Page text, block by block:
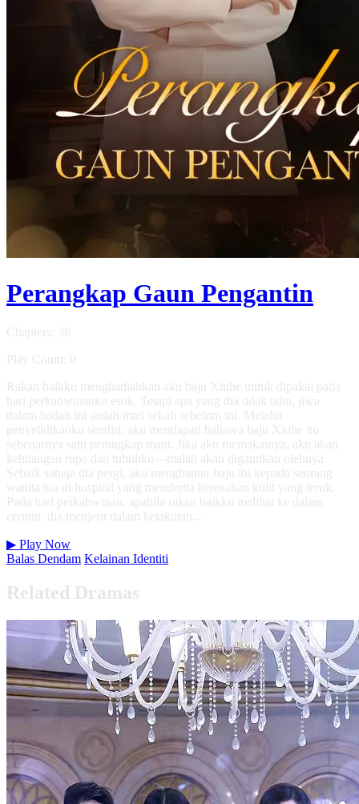
Perangkap Gaun Pengantin
Chapters: 36
Play Count: 0
Rakan baikku menghadiahkan aku baju Xiuhe untuk dipakai pada
hari perkahwinanku esok. Tetapi apa yang dia tidak tahu, jiwa
dalam badan ini sudah mati sekali sebelum ini. Melalui
penyelidikanku sendiri, aku mendapati bahawa baju Xiuhe itu
sebenarnya satu perangkap maut. Jika aku memakainya, aku akan
kehilangan rupa dan tubuhku—malah akan digantikan olehnya.
Sebaik sahaja dia pergi, aku menghantar baju itu kepada seorang
wanita tua di hospital yang menderita kerosakan kulit yang teruk.
Pada hari perkahwinan, apabila rakan baikku melihat ke dalam
cermin, dia menjerit dalam ketakutan...
▶ Play Now
Balas Dendam Kelainan Identiti
Related Dramas